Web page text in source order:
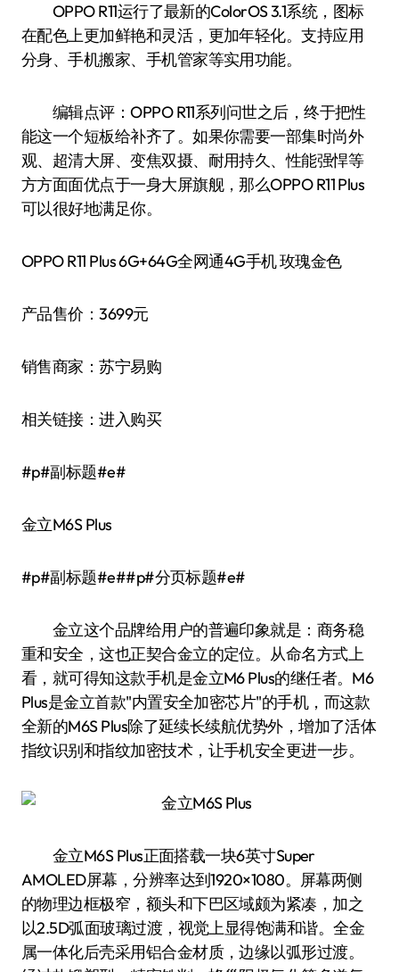
OPPO R11运行了最新的ColorOS 3.1系统，图标
在配色上更加鲜艳和灵活，更加年轻化。支持应用
分身、手机搬家、手机管家等实用功能。
编辑点评：OPPO R11系列问世之后，终于把性
能这一个短板给补齐了。如果你需要一部集时尚外
观、超清大屏、变焦双摄、耐用持久、性能强悍等
方方面面优点于一身大屏旗舰，那么OPPO R11 Plus
可以很好地满足你。
OPPO R11 Plus 6G+64G全网通4G手机 玫瑰金色
产品售价：3699元
销售商家：苏宁易购
相关链接：进入购买
#p#副标题#e#
金立M6S Plus
#p#副标题#e##p#分页标题#e#
金立这个品牌给用户的普遍印象就是：商务稳
重和安全，这也正契合金立的定位。从命名方式上
看，就可得知这款手机是金立M6 Plus的继任者。M6
Plus是金立首款"内置安全加密芯片"的手机，而这款
全新的M6S Plus除了延续长续航优势外，增加了活体
指纹识别和指纹加密技术，让手机安全更进一步。
金立M6S Plus正面搭载一块6英寸Super
AMOLED屏幕，分辨率达到1920×1080。屏幕两侧
的物理边框极窄，额头和下巴区域颇为紧凑，加之
以2.5D弧面玻璃过渡，视觉上显得饱满和谐。全金
属一体化后壳采用铝合金材质，边缘以弧形过渡。